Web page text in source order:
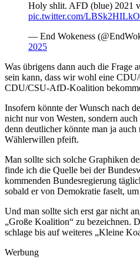
Holy shlit. AFD (blue) 2021
pic.twitter.com/LBSk2HILkO
— End Wokeness
2025
Was übrigens dann auch die Frage
sein kann, dass wir wohl eine
CDU/CSU-AfD-Koalition
Insofern könnte der Wunsch nach
nicht nur von Westen, sondern
denn deutlicher könnte man ja auch
Wählerwillen pfeift.
Man sollte sich solche Graphiken
finde ich die Quelle bei der
kommenden Bundesregierung
sobald er von Demokratie faselt,
Und man sollte sich erst gar nicht
„Große Koalition“ zu bezeichnen.
schlage bis auf weiteres „Kleine
Werbung